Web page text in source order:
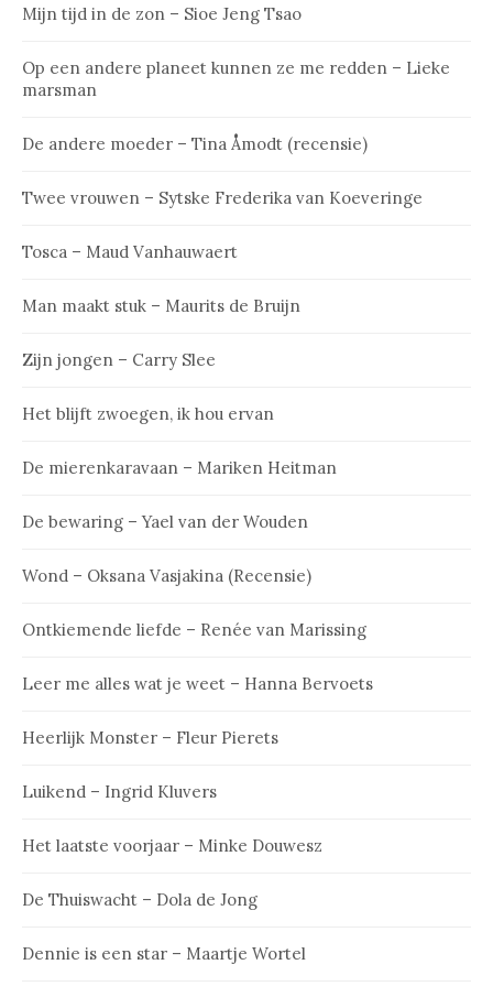
Mijn tijd in de zon – Sioe Jeng Tsao
Op een andere planeet kunnen ze me redden – Lieke
marsman
De andere moeder – Tina Åmodt (recensie)
Twee vrouwen – Sytske Frederika van Koeveringe
Tosca – Maud Vanhauwaert
Man maakt stuk – Maurits de Bruijn
Zijn jongen – Carry Slee
Het blijft zwoegen, ik hou ervan
De mierenkaravaan – Mariken Heitman
De bewaring – Yael van der Wouden
Wond – Oksana Vasjakina (Recensie)
Ontkiemende liefde – Renée van Marissing
Leer me alles wat je weet – Hanna Bervoets
Heerlijk Monster – Fleur Pierets
Luikend – Ingrid Kluvers
Het laatste voorjaar – Minke Douwesz
De Thuiswacht – Dola de Jong
Dennie is een star – Maartje Wortel